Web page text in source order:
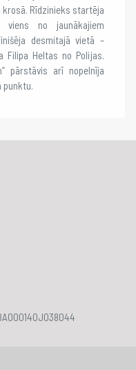
krosā. Rīdzinieks startēja
viens no jaunākajiem
desmitajā vietā –
Filipa Heltas no Polijas.
pārstāvis arī nopelnīja
punktu.